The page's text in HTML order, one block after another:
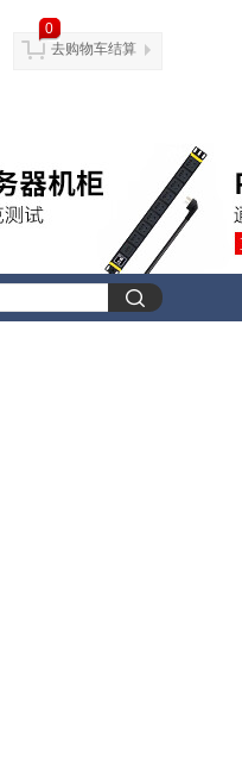
0
去购物车结算